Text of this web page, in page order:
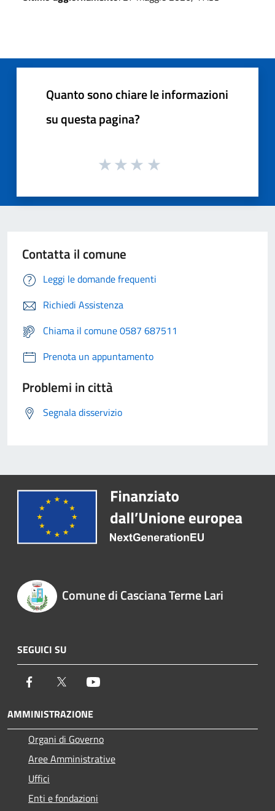
Quanto sono chiare le informazioni
su questa pagina?
Contatta il comune
Leggi le domande frequenti
Richiedi Assistenza
Chiama il comune 0587 687511
Prenota un appuntamento
Problemi in città
Segnala disservizio
Comune di Casciana Terme Lari
SEGUICI SU
Facebook Twitter
AMMINISTRAZIONE
Organi di Governo
Aree Amministrative
Uffici
Enti e fondazioni